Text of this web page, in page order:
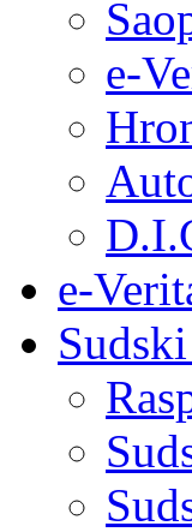
e-
e-